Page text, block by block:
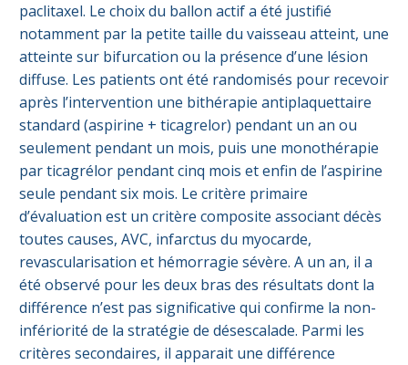
paclitaxel. Le choix du ballon actif a été justifié
notamment par la petite taille du vaisseau atteint, une
atteinte sur bifurcation ou la présence d’une lésion
diffuse. Les patients ont été randomisés pour recevoir
après l’intervention une bithérapie antiplaquettaire
standard (aspirine + ticagrelor) pendant un an ou
seulement pendant un mois, puis une monothérapie
par ticagrélor pendant cinq mois et enfin de l’aspirine
seule pendant six mois. Le critère primaire
d’évaluation est un critère composite associant décès
toutes causes, AVC, infarctus du myocarde,
revascularisation et hémorragie sévère. A un an, il a
été observé pour les deux bras des résultats dont la
différence n’est pas significative qui confirme la non-
infériorité de la stratégie de désescalade. Parmi les
critères secondaires, il apparait une différence